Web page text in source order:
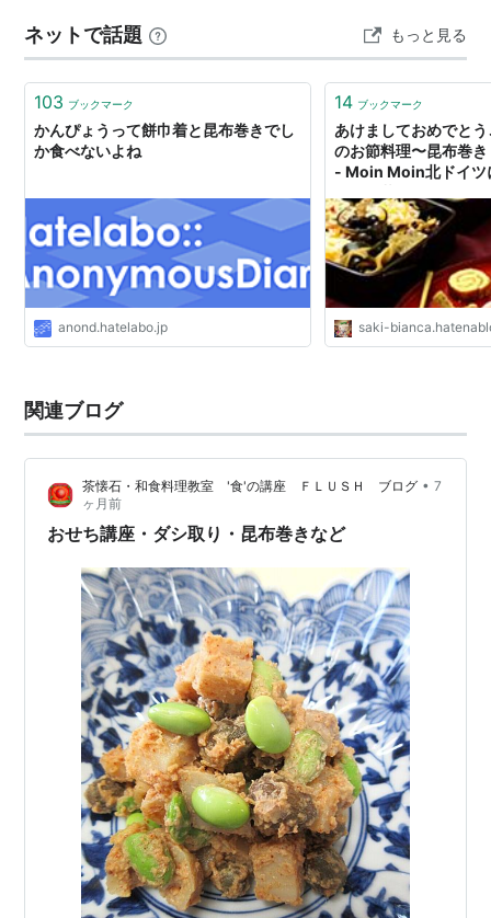
とリメイクは？ 日持ちする方法 リメイクアイデア まと
め おせち昆布巻きの意味や由来は？ 昆布に鮭やニシンな
どの魚介類を巻いた、…
ネットで話題 もっと見る
103 ブックマーク
かんぴょうって餅巾着と昆布巻きでし
か食べないよね
anond.hatelabo.jp
14 ブックマーク
あけましておめでとう
のお節料理〜昆布巻
- Moin Moin北ドイ
saki-
関連ブログ
茶懐石・和食料理教室 '食'の講座 ＦＬＵＳＨ ブログ • 7
ヶ月前
おせち講座・ダシ取り・昆布巻きなど